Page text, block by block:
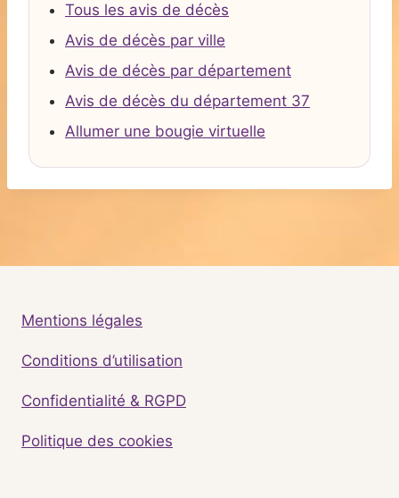
Tous les avis de décès
Avis de décès par ville
Avis de décès par département
Avis de décès du département 37
Allumer une bougie virtuelle
Mentions légales
Conditions d’utilisation
Confidentialité & RGPD
Politique des cookies